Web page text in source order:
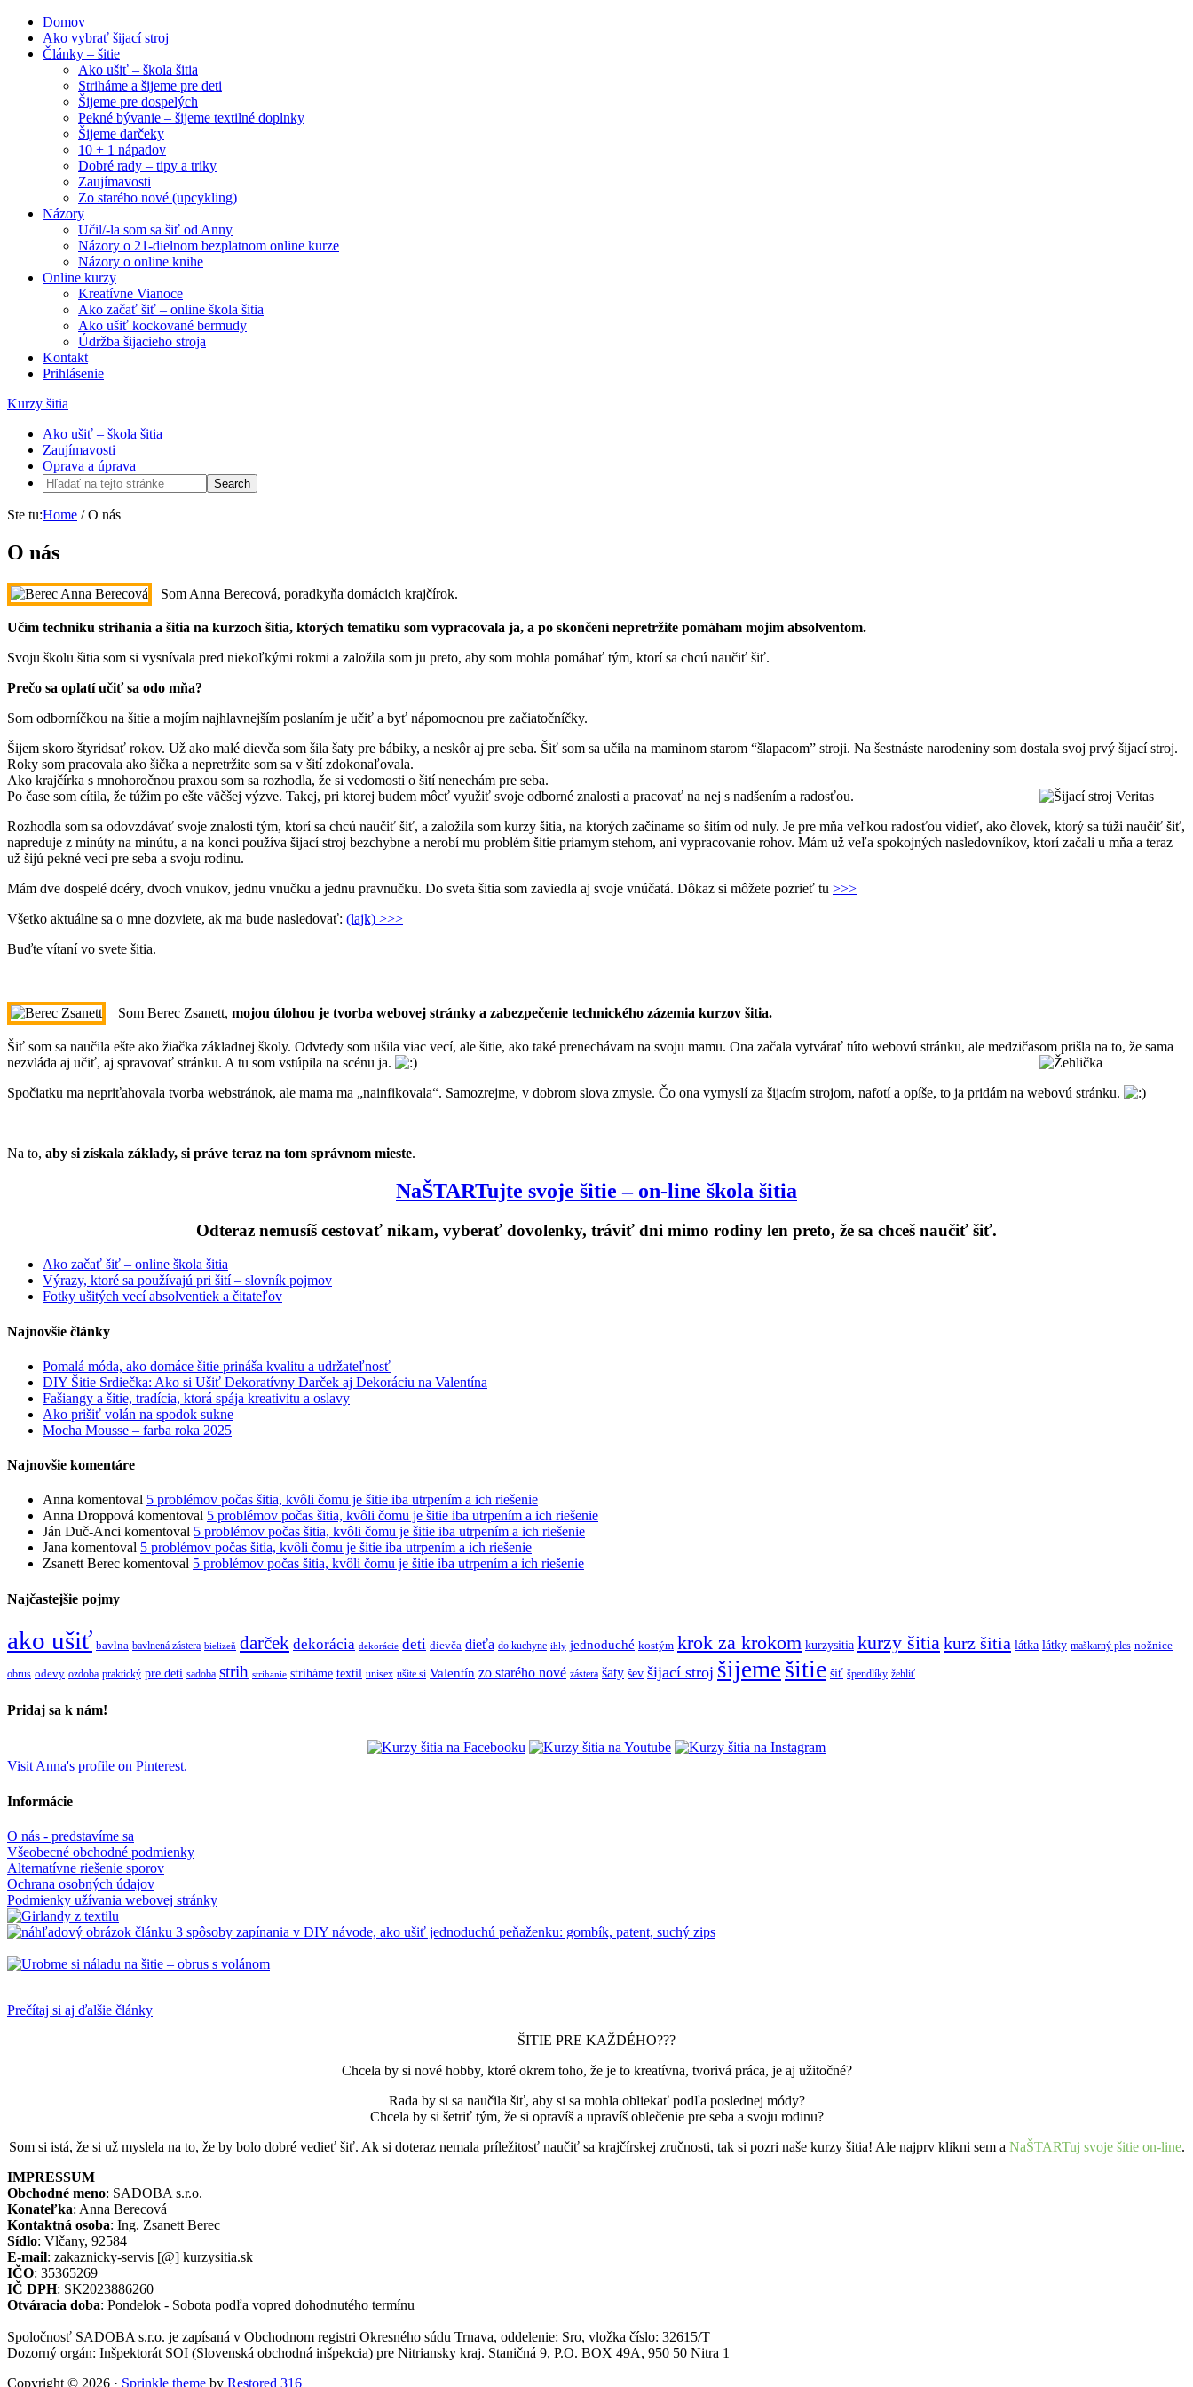
Domov
Ako vybrať šijací stroj
Články – šitie
Ako ušiť – škola šitia
Striháme a šijeme pre deti
Šijeme pre dospelých
Pekné bývanie – šijeme textilné doplnky
Šijeme darčeky
10 + 1 nápadov
Dobré rady – tipy a triky
Zaujímavosti
Zo starého nové (upcykling)
Názory
Učil/-la som sa šiť od Anny
Názory o 21-dielnom bezplatnom online kurze
Názory o online knihe
Online kurzy
Kreatívne Vianoce
Ako začať šiť – online škola šitia
Ako ušiť kockované bermudy
Údržba šijacieho stroja
Kontakt
Prihlásenie
Kurzy šitia
Ako ušiť – škola šitia
Zaujímavosti
Oprava a úprava
Ste tu:Home /O nás
O nás
Som Anna Berecová, poradkyňa domácich krajčírok.
Učím techniku strihania a šitia na kurzoch šitia, ktorých tematiku som vypracovala ja, a po skončení nepretržite pomáham mojim absolventom.
Svoju školu šitia som si vysnívala pred niekoľkými rokmi a založila som ju preto, aby som mohla pomáhať tým, ktorí sa chcú naučiť šiť.
Prečo sa oplatí učiť sa odo mňa?
Som odborníčkou na šitie a mojím najhlavnejším poslaním je učiť a byť nápomocnou pre začiatočníčky.
Šijem skoro štyridsať rokov. Už ako malé dievča som šila šaty pre bábiky, a neskôr aj pre seba. Šiť som sa učila na maminom starom “šlapacom” stroji. Na šestnáste narodeniny som dostala svoj prvý šijací stroj.
Roky som pracovala ako šička a nepretržite som sa v šití zdokonaľovala.
Ako krajčírka s mnohoročnou praxou som sa rozhodla, že si vedomosti o šití nenechám pre seba.
Po čase som cítila, že túžim po ešte väčšej výzve. Takej, pri ktorej budem môcť využiť svoje odborné znalosti a pracovať na nej s nadšením a radosťou.
Rozhodla som sa odovzdávať svoje znalosti tým, ktorí sa chcú naučiť šiť, a založila som kurzy šitia, na ktorých začíname so šitím od nuly. Je pre mňa veľkou radosťou vidieť, ako človek, ktorý sa túži naučiť šiť,
napreduje z minúty na minútu, a na konci používa šijací stroj bezchybne a nerobí mu problém šitie priamym stehom, ani vypracovanie rohov. Mám už veľa spokojných nasledovníkov, ktorí začali u mňa a teraz
už šijú pekné veci pre seba a svoju rodinu.
Mám dve dospelé dcéry, dvoch vnukov, jednu vnučku a jednu pravnučku. Do sveta šitia som zaviedla aj svoje vnúčatá. Dôkaz si môžete pozrieť tu >>>
Všetko aktuálne sa o mne dozviete, ak ma bude nasledovať: (lajk) >>>
Buďte vítaní vo svete šitia.
Som Berec Zsanett, mojou úlohou je tvorba webovej stránky a zabezpečenie technického zázemia kurzov šitia.
Šiť som sa naučila ešte ako žiačka základnej školy. Odvtedy som ušila viac vecí, ale šitie, ako také prenechávam na svoju mamu. Ona začala vytvárať túto webovú stránku, ale medzičasom prišla na to, že sama
nezvláda aj učiť, aj spravovať stránku. A tu som vstúpila na scénu ja.
Spočiatku ma nepriťahovala tvorba webstránok, ale mama ma „nainfikovala“. Samozrejme, v dobrom slova zmysle. Čo ona vymyslí za šijacím strojom, nafotí a opíše, to ja pridám na webovú stránku.
Na to, aby si získala základy, si práve teraz na tom správnom mieste.
NaŠTARTujte svoje šitie – on-line škola šitia
Odteraz nemusíš cestovať nikam, vyberať dovolenky, tráviť dni mimo rodiny len preto, že sa chceš naučiť šiť.
Ako začať šiť – online škola šitia
Výrazy, ktoré sa používajú pri šití – slovník pojmov
Fotky ušitých vecí absolventiek a čitateľov
Najnovšie články
Pomalá móda, ako domáce šitie prináša kvalitu a udržateľnosť
DIY Šitie Srdiečka: Ako si Ušiť Dekoratívny Darček aj Dekoráciu na Valentína
Fašiangy a šitie, tradícia, ktorá spája kreativitu a oslavy
Ako prišiť volán na spodok sukne
Mocha Mousse – farba roka 2025
Najnovšie komentáre
Anna komentoval 5 problémov počas šitia, kvôli čomu je šitie iba utrpením a ich riešenie
Anna Droppová komentoval 5 problémov počas šitia, kvôli čomu je šitie iba utrpením a ich riešenie
Ján Duč-Anci komentoval 5 problémov počas šitia, kvôli čomu je šitie iba utrpením a ich riešenie
Jana komentoval 5 problémov počas šitia, kvôli čomu je šitie iba utrpením a ich riešenie
Zsanett Berec komentoval 5 problémov počas šitia, kvôli čomu je šitie iba utrpením a ich riešenie
Najčastejšie pojmy
ako ušiť bavlna bavlnená zástera bielizeň darček dekorácia dekorácie deti dievča dieťa do kuchyne ihly jednoduché kostým krok za krokom kurzysitia kurzy šitiakurz šitia látka látky maškarný ples nožnice
obrus odevy ozdoba praktický pre deti sadoba strih strihanie striháme textil unisex ušite si Valentín zo starého nové zástera šaty šev šijací stroj šijeme šitie šiť špendlíky žehliť
Pridaj sa k nám!
Visit Anna's profile on Pinterest.
Informácie
O nás - predstavíme sa
Všeobecné obchodné podmienky
Alternatívne riešenie sporov
Ochrana osobných údajov
Podmienky užívania webovej stránky
Prečítaj si aj ďalšie články
ŠITIE PRE KAŽDÉHO???
Chcela by si nové hobby, ktoré okrem toho, že je to kreatívna, tvorivá práca, je aj užitočné?
Rada by si sa naučila šiť, aby si sa mohla obliekať podľa poslednej módy?
Chcela by si šetriť tým, že si opravíš a upravíš oblečenie pre seba a svoju rodinu?
Som si istá, že si už myslela na to, že by bolo dobré vedieť šiť. Ak si doteraz nemala príležitosť naučiť sa krajčírskej zručnosti, tak si pozri naše kurzy šitia! Ale najprv klikni sem a NaŠTARTuj svoje šitie on-line.
IMPRESSUM
Obchodné meno: SADOBA s.r.o.
Konateľka: Anna Berecová
Kontaktná osoba: Ing. Zsanett Berec
Sídlo: Vlčany, 92584
E-mail: zakaznicky-servis [@] kurzysitia.sk
IČO: 35365269
IČ DPH: SK2023886260
Otváracia doba: Pondelok - Sobota podľa vopred dohodnutého termínu
Spoločnosť SADOBA s.r.o. je zapísaná v Obchodnom registri Okresného súdu Trnava, oddelenie: Sro, vložka číslo: 32615/T
Dozorný orgán: Inšpektorát SOI (Slovenská obchodná inšpekcia) pre Nitriansky kraj. Staničná 9, P.O. BOX 49A, 950 50 Nitra 1
Copyright © 2026 · Sprinkle theme by Restored 316